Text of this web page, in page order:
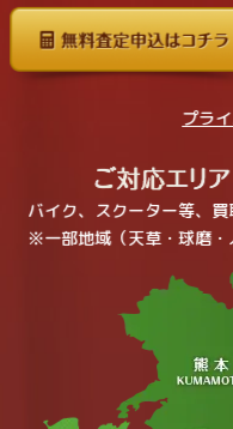
プラ
バイク、スクーター等、買
※一部地域（天草・球磨・